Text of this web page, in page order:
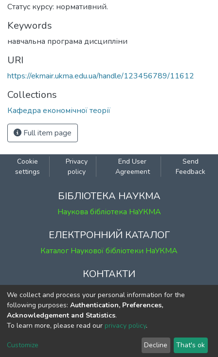
Статус курсу: нормативний.
Keywords
навчальна програма дисципліни
URI
https://ekmair.ukma.edu.ua/handle/123456789/11612
Collections
Кафедра економічної теорії
Full item page
Cookie
settings
Privacy
policy
End User
Agreement
Send
Feedback
БІБЛІОТЕКА НАУКМА
Наукова бібліотека НаУКМА
ЕЛЕКТРОННИЙ КАТАЛОГ
Каталог Наукової бібліотеки НаУКМА
КОНТАКТИ
м. Київ, вул. Григорія Сковороди, 2
к. 1, к. 120
тел. (044) 463-69-31
ekmair@ukma.edu.ua
We collect and process your personal information for the
following purposes: Authentication, Preferences,
Acknowledgement and Statistics.
To learn more, please read our privacy policy.
Customize Decline That's ok